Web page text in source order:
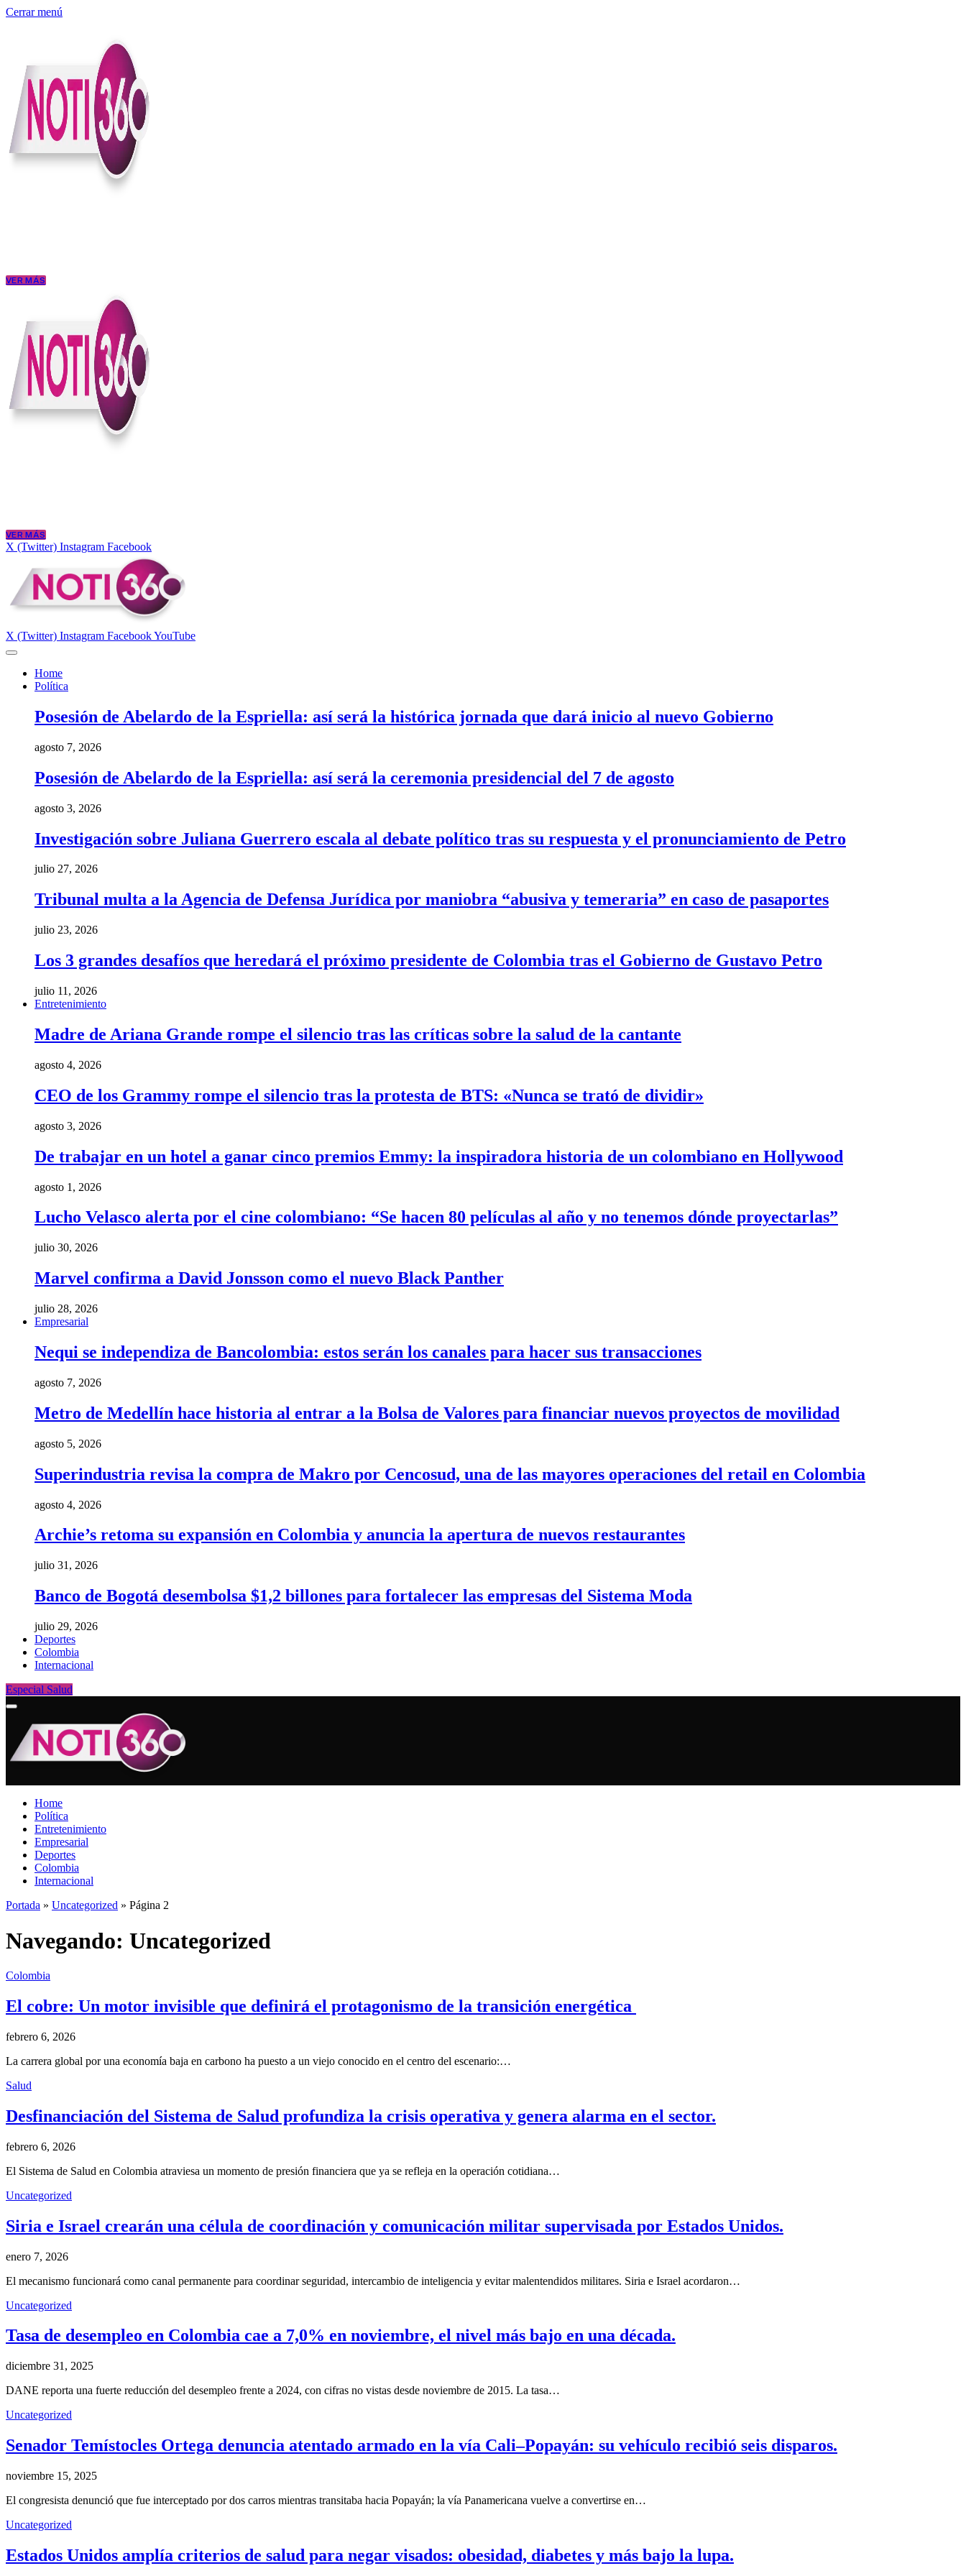
Cerrar menú
VER MÁS
VER MÁS
X (Twitter) Instagram Facebook
X (Twitter) Instagram FacebookYouTube
Home
Política
Posesión de Abelardo de la Espriella: así será la histórica jornada que dará inicio al nuevo Gobierno
agosto 7, 2026
Posesión de Abelardo de la Espriella: así será la ceremonia presidencial del 7 de agosto
agosto 3, 2026
Investigación sobre Juliana Guerrero escala al debate político tras su respuesta y el pronunciamiento de Petro
julio 27, 2026
Tribunal multa a la Agencia de Defensa Jurídica por maniobra “abusiva y temeraria” en caso de pasaportes
julio 23, 2026
Los 3 grandes desafíos que heredará el próximo presidente de Colombia tras el Gobierno de Gustavo Petro
julio 11, 2026
Entretenimiento
Madre de Ariana Grande rompe el silencio tras las críticas sobre la salud de la cantante
agosto 4, 2026
CEO de los Grammy rompe el silencio tras la protesta de BTS: «Nunca se trató de dividir»
agosto 3, 2026
De trabajar en un hotel a ganar cinco premios Emmy: la inspiradora historia de un colombiano en Hollywood
agosto 1, 2026
Lucho Velasco alerta por el cine colombiano: “Se hacen 80 películas al año y no tenemos dónde proyectarlas”
julio 30, 2026
Marvel confirma a David Jonsson como el nuevo Black Panther
julio 28, 2026
Empresarial
Nequi se independiza de Bancolombia: estos serán los canales para hacer sus transacciones
agosto 7, 2026
Metro de Medellín hace historia al entrar a la Bolsa de Valores para financiar nuevos proyectos de movilidad
agosto 5, 2026
Superindustria revisa la compra de Makro por Cencosud, una de las mayores operaciones del retail en Colombia
agosto 4, 2026
Archie’s retoma su expansión en Colombia y anuncia la apertura de nuevos restaurantes
julio 31, 2026
Banco de Bogotá desembolsa $1,2 billones para fortalecer las empresas del Sistema Moda
julio 29, 2026
Deportes
Colombia
Internacional
Especial Salud
Home
Política
Entretenimiento
Empresarial
Deportes
Colombia
Internacional
Portada » Uncategorized » Página 2
Navegando: Uncategorized
Colombia
El cobre: Un motor invisible que definirá el protagonismo de la transición energética
febrero 6, 2026
La carrera global por una economía baja en carbono ha puesto a un viejo conocido en el centro del escenario:…
Salud
Desfinanciación del Sistema de Salud profundiza la crisis operativa y genera alarma en el sector.
febrero 6, 2026
El Sistema de Salud en Colombia atraviesa un momento de presión financiera que ya se refleja en la operación cotidiana…
Uncategorized
Siria e Israel crearán una célula de coordinación y comunicación militar supervisada por Estados Unidos.
enero 7, 2026
El mecanismo funcionará como canal permanente para coordinar seguridad, intercambio de inteligencia y evitar malentendidos militares. Siria e Israel acordaron…
Uncategorized
Tasa de desempleo en Colombia cae a 7,0% en noviembre, el nivel más bajo en una década.
diciembre 31, 2025
DANE reporta una fuerte reducción del desempleo frente a 2024, con cifras no vistas desde noviembre de 2015. La tasa…
Uncategorized
Senador Temístocles Ortega denuncia atentado armado en la vía Cali–Popayán: su vehículo recibió seis disparos.
noviembre 15, 2025
El congresista denunció que fue interceptado por dos carros mientras transitaba hacia Popayán; la vía Panamericana vuelve a convertirse en…
Uncategorized
Estados Unidos amplía criterios de salud para negar visados: obesidad, diabetes y más bajo la lupa.